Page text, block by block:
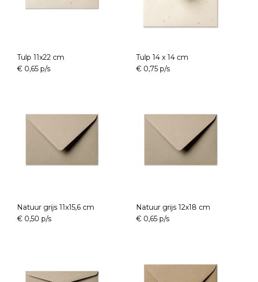
Tulp 11x22 cm
€ 0,65 p/s
Tulp 14 x 14 cm
€ 0,75 p/s
Natuur grijs 11x15,6 cm
€ 0,50 p/s
Natuur grijs 12x18 cm
€ 0,65 p/s